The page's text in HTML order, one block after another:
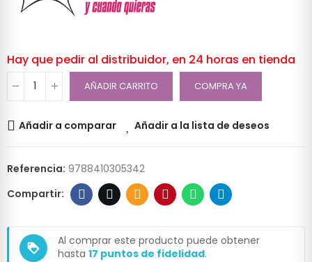
Hay que pedir al distribuidor, en 24 horas en tienda
AÑADIR CARRITO COMPRA YA
Añadir a comparar Añadir a la lista de deseos
Referencia: 9788410305342
loyalty
Al comprar este producto puede obtener
hasta 17 puntos de fidelidad.